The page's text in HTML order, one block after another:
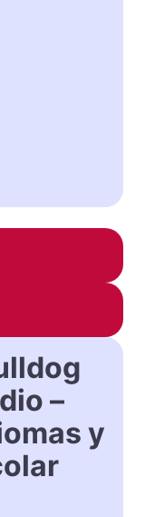
–
y